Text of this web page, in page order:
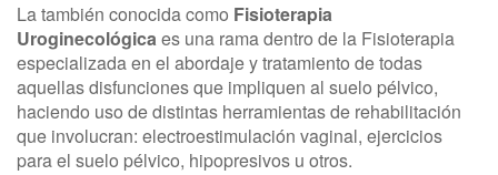
La también conocida como Fisioterapia
Uroginecológicaes una rama dentro de la Fisioterapia
especializada en el abordaje y tratamiento de todas
aquellas disfunciones que impliquen al suelo pélvico,
haciendo uso de distintas herramientas de rehabilitación
que involucran: electroestimulación vaginal, ejercicios
para el suelo pélvico, hipopresivos u otros.